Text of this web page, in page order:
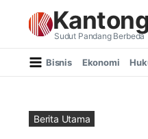
Sudut Pandang Berbeda
Bisnis Ekonomi
Berita Utama